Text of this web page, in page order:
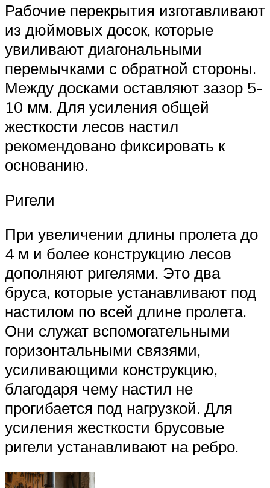
Рабочие перекрытия изготавливают
из дюймовых досок, которые
увиливают диагональными
перемычками с обратной стороны.
Между досками оставляют зазор 5-
10 мм. Для усиления общей
жесткости лесов настил
рекомендовано фиксировать к
основанию.
Ригели
При увеличении длины пролета до
4 м и более конструкцию лесов
дополняют ригелями. Это два
бруса, которые устанавливают под
настилом по всей длине пролета.
Они служат вспомогательными
горизонтальными связями,
усиливающими конструкцию,
благодаря чему настил не
прогибается под нагрузкой. Для
усиления жесткости брусовые
ригели устанавливают на ребро.